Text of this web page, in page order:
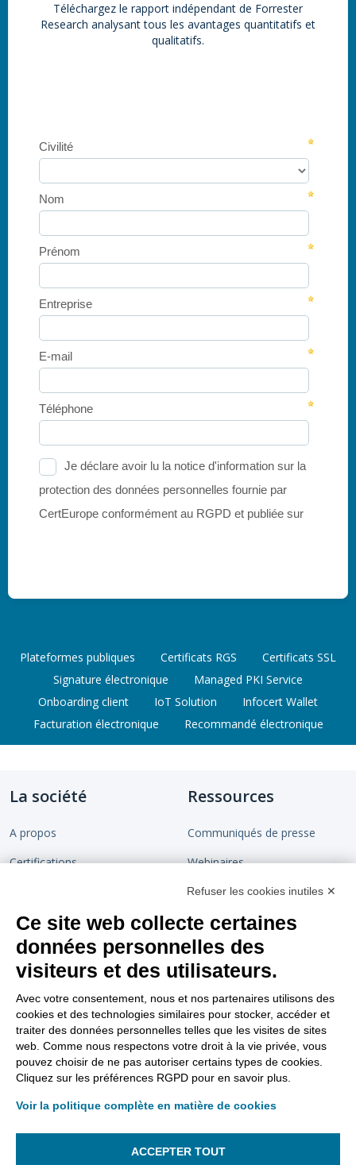
Téléchargez le rapport indépendant de Forrester
Research analysant tous les avantages quantitatifs et
qualitatifs.
Plateformes publiques Certificats RGS
Certificats SSL
Signature électronique
Managed PKI Service
Onboarding client
IoT Solution
Infocert Wallet
Facturation électronique
Recommandé électronique
La société
A propos
Certifications
Rejoignez-nous
Contact
Ressources
Communiqués de presse
Webinaires
Chaîne de confiance
Blog
Support
Tutoriels vidéos
Aller sur le site support
FAQ Dématérialisation
FAQ Support
Gestion des lanceurs d’alertes
Nous suivre
Refuser les cookies inutiles ✕
Ce site web collecte certaines
données personnelles des
visiteurs et des utilisateurs.
Avec votre consentement, nous et nos partenaires utilisons des
cookies et des technologies similaires pour stocker, accéder et
traiter des données personnelles telles que les visites de sites
web. Comme nous respectons votre droit à la vie privée, vous
pouvez choisir de ne pas autoriser certains types de cookies.
Cliquez sur les préférences RGPD pour en savoir plus.
Voir la politique complète en matière de cookies
ACCEPTER TOUT